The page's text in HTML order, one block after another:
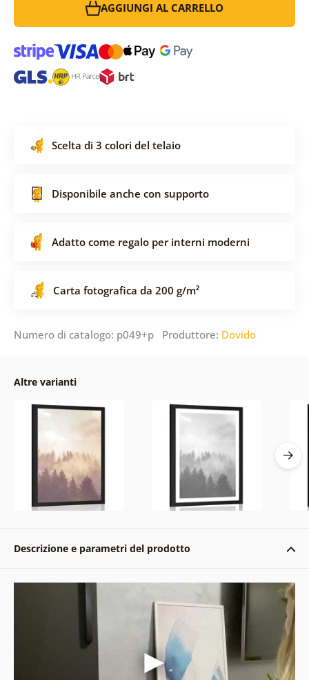
AGGIUNGI AL CARRELLO
Scelta di 3 colori del telaio
Disponibile anche con supporto
Adatto come regalo per interni moderni
Carta fotografica da 200 g/m²
Numero di catalogo: p049+p Produttore: Dovido
Altre varianti
Descrizione e parametri del prodotto